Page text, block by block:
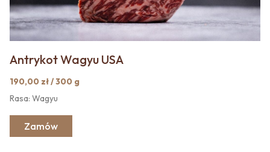
Antrykot Wagyu USA
190,00 zł / 300 g
Rasa: Wagyu
Zamów